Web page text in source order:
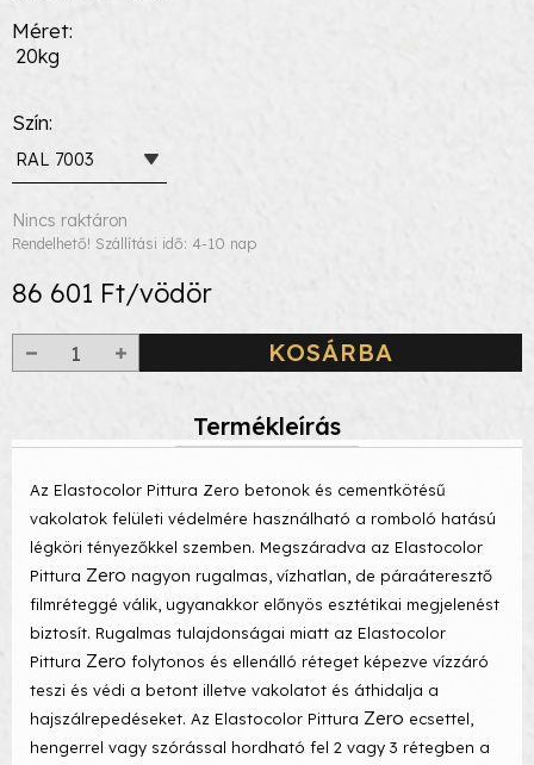
Méret
20kg
Szín
RAL 7003
Nincs raktáron
Rendelhető! Szállítási idő: 4-10 nap
86 601 Ft/vödör
KOSÁRBA
Termékleírás
Az Elastocolor Pittura Zero betonok és cementkötésű
vakolatok felületi védelmére használható a romboló hatású
légköri tényezőkkel szemben. Megszáradva az Elastocolor
Pittura Zero nagyon rugalmas, vízhatlan, de páraáteresztő
filmréteggé válik, ugyanakkor előnyös esztétikai megjelenést
biztosít. Rugalmas tulajdonságai miatt az Elastocolor
Pittura Zero folytonos és ellenálló réteget képezve vízzáró
teszi és védi a betont illetve vakolatot és áthidalja a
hajszálrepedéseket. Az Elastocolor Pittura Zero ecsettel,
hengerrel vagy szórással hordható fel 2 vagy 3 rétegben a